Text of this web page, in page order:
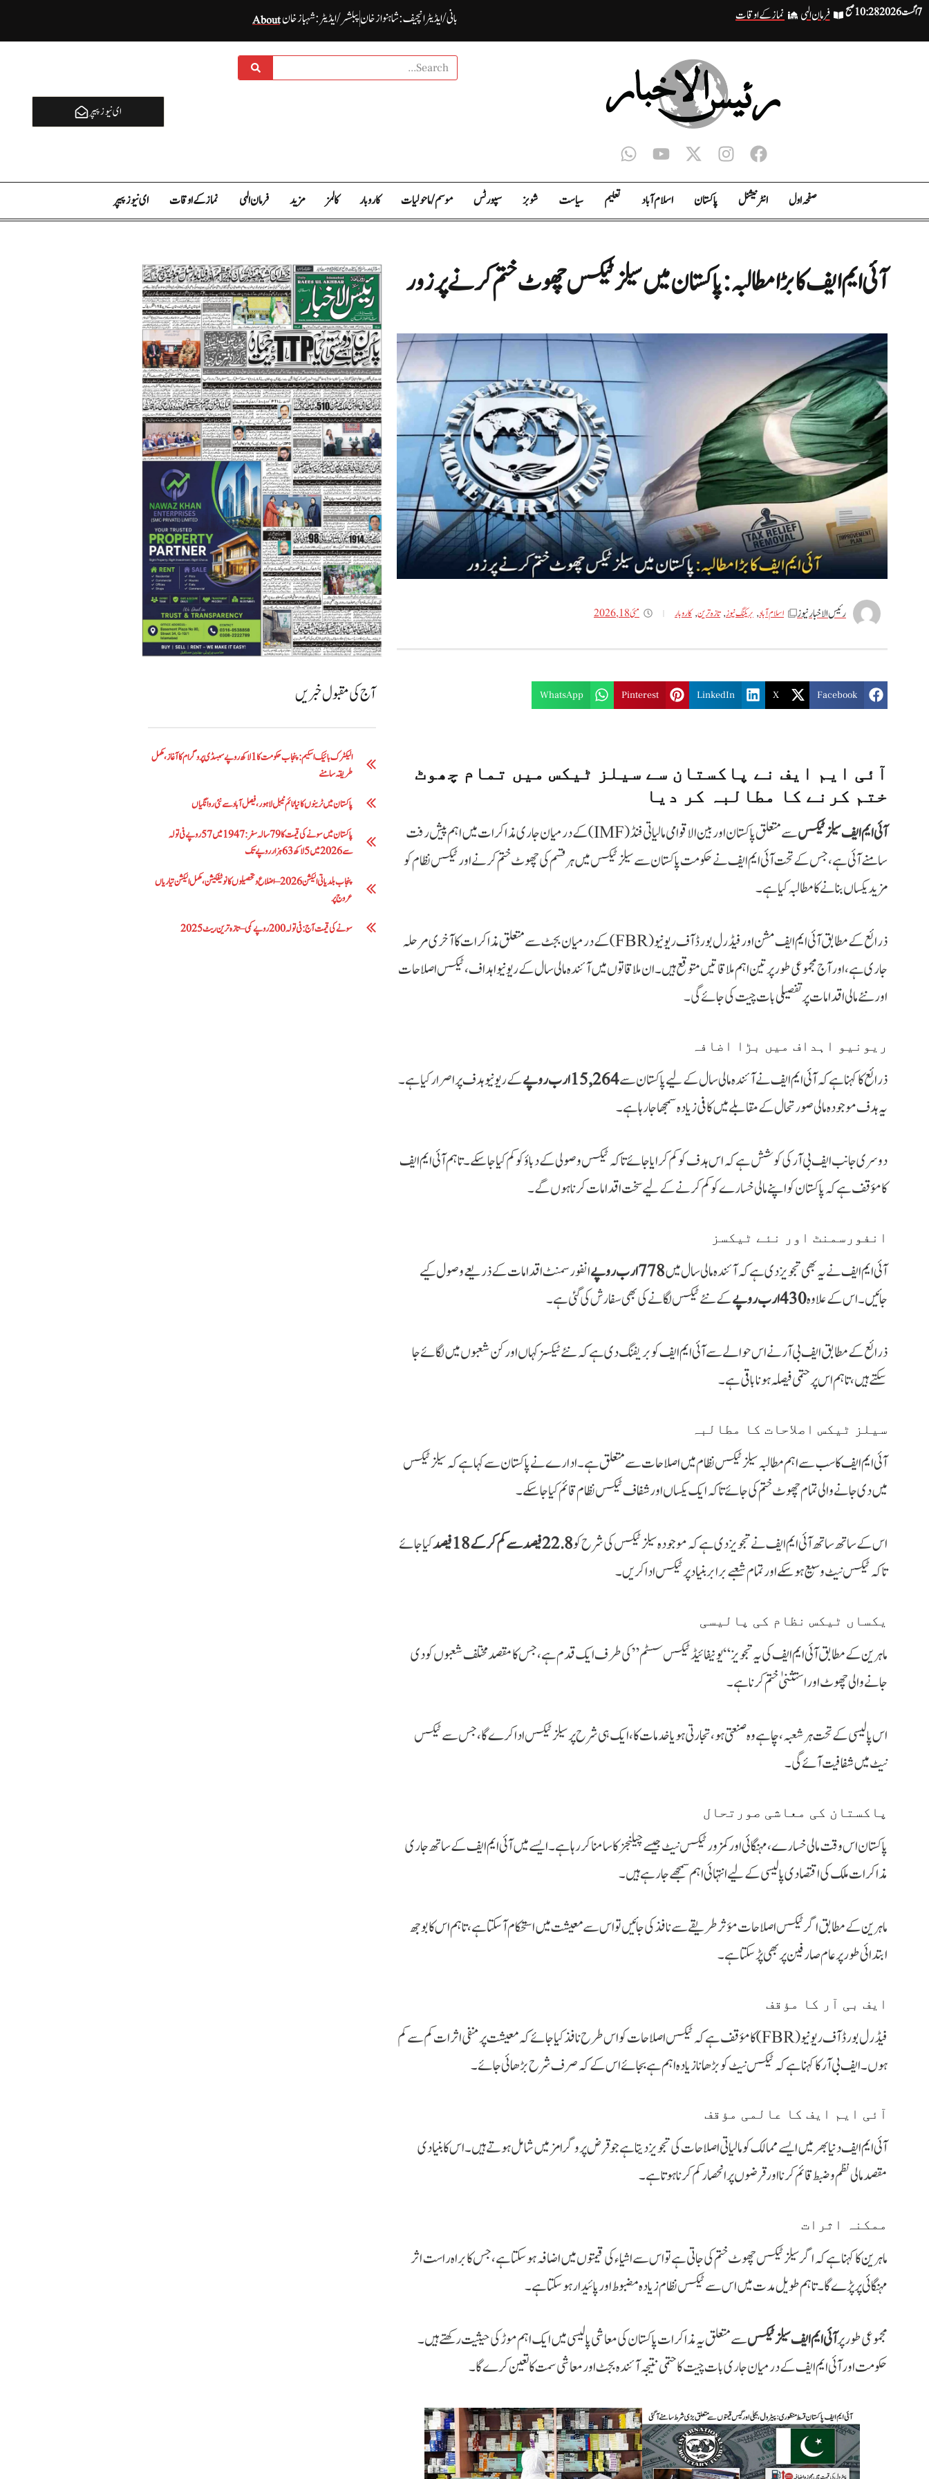
7 اگست 2026 10:28 صبح فرمان الہی نماز کے اوقات بانی / ایڈیٹرانچیف : شاہنواز خانپبلشر/ ایڈیٹر : شہباز خانAbout
ای نيوز پیپر
صفحہ اول انٹر نیشنل پاکستان اسلام آباد تعلیم سیاست شوبز سپورٹس موسم / ما حولیات کاروبار کالمز مزید فرمان الہی نماز کے اوقات ای نيوز پیپر
آئی ایم ایف کا بڑا مطالبہ: پاکستان میں سیلز ٹیکس چھوٹ ختم کرنے پر زور
رئیس الاخبار نیوز اسلام آباد, بریکنگ نیوز,تازه ترین,کاروبار مئی 18, 2026
Facebook
X
LinkedIn
Pinterest
WhatsApp
آئی ایم ایف نے پاکستان سے سیلز ٹیکس میں تمام چھوٹ
ختم کرنے کا مطالبہ کر دیا
آئی ایم ایف سیلز ٹیکس
سے متعلق پاکستان اور بین الاقوامی مالیاتی فنڈ (IMF) کے درمیان جاری مذاکرات میں اہم پیش رفت
سامنے آئی ہے، جس کے تحت آئی ایم ایف نے حکومت پاکستان سے سیلز ٹیکس میں ہر قسم کی چھوٹ ختم کرنے اور ٹیکس نظام کو
مزید یکساں بنانے کا مطالبہ کیا ہے۔
ذرائع کے مطابق آئی ایم ایف مشن اور فیڈرل بورڈ آف ریونیو (FBR) کے درمیان بجٹ سے متعلق مذاکرات کا آخری مرحلہ
جاری ہے، اور آج مجموعی طور پر تین اہم ملاقاتیں متوقع ہیں۔ ان ملاقاتوں میں آئندہ مالی سال کے ریونیو اہداف، ٹیکس اصلاحات
اور نئے مالی اقدامات پر تفصیلی بات چیت کی جائے گی۔
ریونیو اہداف میں بڑا اضافہ
ذرائع کا کہنا ہے کہ آئی ایم ایف نے آئندہ مالی سال کے لیے پاکستان سے15,264 ارب روپے
کے ریونیو ہدف پر اصرار کیا ہے۔
یہ ہدف موجودہ مالی صورتحال کے مقابلے میں کافی زیادہ سمجھا جا رہا ہے۔
دوسری جانب ایف بی آر کی کوشش ہے کہ اس ہدف کو کم کرایا جائے تاکہ ٹیکس وصولی کے دباؤ کو کم کیا جا سکے۔ تاہم آئی ایم ایف
کا مؤقف ہے کہ پاکستان کو اپنے مالی خسارے کو کم کرنے کے لیے سخت اقدامات کرنا ہوں گے۔
انفورسمنٹ اور نئے ٹیکسز
آئی ایم ایف نے یہ بھی تجویز دی ہے کہ آئندہ مالی سال میں778 ارب روپے
انفورسمنٹ اقدامات کے ذریعے وصول کیے
جائیں۔ اس کے علاوہ430 ارب روپے کے نئے ٹیکس لگانے کی بھی سفارش کی گئی ہے۔
ذرائع کے مطابق ایف بی آر نے اس حوالے سے آئی ایم ایف کو بریفنگ دی ہے کہ نئے ٹیکسز کہاں اور کن شعبوں میں لگائے جا
سکتے ہیں، تاہم اس پر حتمی فیصلہ ہونا باقی ہے۔
سیلز ٹیکس اصلاحات کا مطالبہ
آئی ایم ایف کا سب سے اہم مطالبہ سیلز ٹیکس نظام میں اصلاحات سے متعلق ہے۔ ادارے نے پاکستان سے کہا ہے کہ سیلز ٹیکس
میں دی جانے والی تمام چھوٹ ختم کی جائے تاکہ ایک یکساں اور شفاف ٹیکس نظام قائم کیا جا سکے۔
اس کے ساتھ ساتھ آئی ایم ایف نے تجویز دی ہے کہ موجودہ سیلز ٹیکس کی شرح کو22.8 فیصد سے کم کر کے 18 فیصد
کیا جائے
تاکہ ٹیکس نیٹ وسیع ہو سکے اور تمام شعبے برابر بنیاد پر ٹیکس ادا کریں۔
یکساں ٹیکس نظام کی پالیسی
ماہرین کے مطابق آئی ایم ایف کی یہ تجویز “یونیفائیڈ ٹیکس سسٹم” کی طرف ایک قدم ہے، جس کا مقصد مختلف شعبوں کو دی
جانے والی چھوٹ اور استثنیٰ ختم کرنا ہے۔
اس پالیسی کے تحت ہر شعبہ، چاہے وہ صنعتی ہو، تجارتی ہو یا خدمات کا، ایک ہی شرح پر سیلز ٹیکس ادا کرے گا، جس سے ٹیکس
نیٹ میں شفافیت آئے گی۔
پاکستان کی معاشی صورتحال
پاکستان اس وقت مالی خسارے، مہنگائی اور کمزور ٹیکس نیٹ جیسے چیلنجز کا سامنا کر رہا ہے۔ ایسے میں آئی ایم ایف کے ساتھ جاری
مذاکرات ملک کی اقتصادی پالیسی کے لیے انتہائی اہم سمجھے جا رہے ہیں۔
ماہرین کے مطابق اگر ٹیکس اصلاحات مؤثر طریقے سے نافذ کی جائیں تو اس سے معیشت میں استحکام آ سکتا ہے، تاہم اس کا بوجھ
ابتدائی طور پر عام صارفین پر بھی پڑ سکتا ہے۔
ایف بی آر کا مؤقف
فیڈرل بورڈ آف ریونیو (FBR) کا مؤقف ہے کہ ٹیکس اصلاحات کو اس طرح نافذ کیا جائے کہ معیشت پر منفی اثرات کم سے کم
ہوں۔ ایف بی آر کا کہنا ہے کہ ٹیکس نیٹ کو بڑھانا زیادہ اہم ہے بجائے اس کے کہ صرف شرح بڑھائی جائے۔
آئی ایم ایف کا عالمی مؤقف
آئی ایم ایف دنیا بھر میں ایسے ممالک کو مالیاتی اصلاحات کی تجویز دیتا ہے جو قرض پروگرامز میں شامل ہوتے ہیں۔ اس کا بنیادی
مقصد مالی نظم و ضبط قائم کرنا اور قرضوں پر انحصار کم کرنا ہوتا ہے۔
ممکنہ اثرات
ماہرین کا کہنا ہے کہ اگر سیلز ٹیکس چھوٹ ختم کی جاتی ہے تو اس سے اشیاء کی قیمتوں میں اضافہ ہو سکتا ہے، جس کا براہ راست اثر
مہنگائی پر پڑے گا۔ تاہم طویل مدت میں اس سے ٹیکس نظام زیادہ مضبوط اور پائیدار ہو سکتا ہے۔
مجموعی طور پرآئی ایم ایف سیلز ٹیکسسے متعلق یہ مذاکرات پاکستان کی معاشی پالیسی میں ایک اہم موڑ کی حیثیت رکھتے ہیں۔
حکومت اور آئی ایم ایف کے درمیان جاری بات چیت کا حتمی نتیجہ آئندہ بجٹ اور معاشی سمت کا تعین کرے گا۔
آج کی مقبول خبریں
الیکٹرک بائیک اسکیم: پنجاب حکومت کا1 لاکھ روپے سبسڈی پروگرام کا آغاز ،مکمل
طریقہ سامنے
پاکستان میں ٹرینوں کا نیا ٹائم ٹیبل لاہور، فیصل آباد سے نئی روانگیاں
پاکستان میں سونے کی قیمت کا 79 سالہ سفر: 1947 میں 57 روپے فی تولہ
سے 2026 میں 5 لاکھ 63 ہزار روپے تک
پنجاب بلدیاتی الیکشن 2026 – اضلاع و تحصیلوں کا نوٹیفکیشن، مکمل الیکشن تیاریاں
عروج پر
سونے کی قیمت آج: فی تولہ 200 روپے کمی – تازہ ترین ریٹ 2025